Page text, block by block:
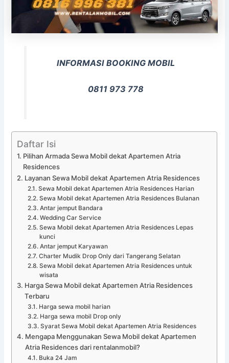
INFORMASI BOOKING MOBIL
0811 973 778
Daftar Isi
Pilihan Armada Sewa Mobil dekat Apartemen Atria
Residences
Layanan Sewa Mobil dekat Apartemen Atria Residences
Sewa Mobil dekat Apartemen Atria Residences Harian
Sewa Mobil dekat Apartemen Atria Residences Bulanan
Antar jemput Bandara
Wedding Car Service
Sewa Mobil dekat Apartemen Atria Residences Lepas
kunci
Antar jemput Karyawan
Charter Mudik Drop Only dari Tangerang Selatan
Sewa Mobil dekat Apartemen Atria Residences untuk
wisata
Harga Sewa Mobil dekat Apartemen Atria Residences
Terbaru
Harga sewa mobil harian
Harga sewa mobil Drop only
Syarat Sewa Mobil dekat Apartemen Atria Residences
Mengapa Menggunakan Sewa Mobil dekat Apartemen
Atria Residences dari rentalanmobil?
Buka 24 Jam